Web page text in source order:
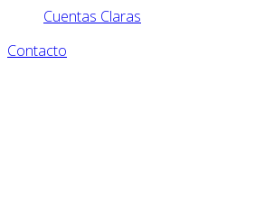
Cuentas Claras
Contacto